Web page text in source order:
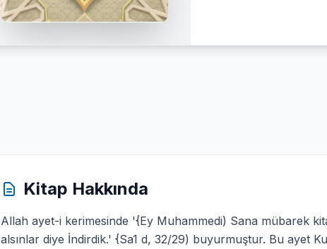
Kitap Hakkında
Allah ayet-i kerimesinde '{Ey Muhammedi) Sana mübarek
alsınlar diye İndirdik.' {Sa1 d, 32/29) buyurmuştur. Bu ayet